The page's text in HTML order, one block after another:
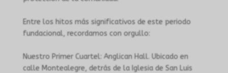
Entre los hitos más significativos de este periodo
fundacional, recordamos con orgullo:
Nuestro Primer Cuartel: Anglican Hall. Ubicado en
calle Montealegre, detrás de la Iglesia de San Luis